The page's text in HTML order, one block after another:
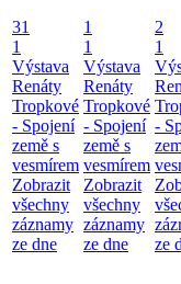
31
1
Výstava
Renáty
Tropkové
- Spojení
země s
vesmírem
Zobrazit
všechny
záznamy
ze dne
1
1
Výstava
Renáty
Tropkové
- Spojení
země s
vesmírem
Zobrazit
všechny
záznamy
ze dne
2
1
-
ze